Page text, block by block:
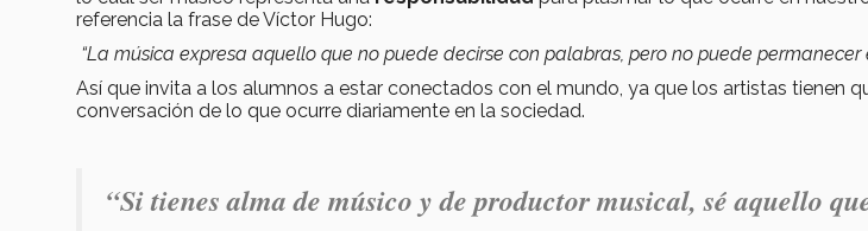
referencia la frase de Víctor Hugo:
“La música expresa aquello que no puede decirse con palabras, pero no puede permanecer
Así que invita a los alumnos a estar conectados con el mundo, ya que los artistas tienen
conversación de lo que ocurre diariamente en la sociedad.
“Si tienes alma de músico y de productor musical, sé aquello